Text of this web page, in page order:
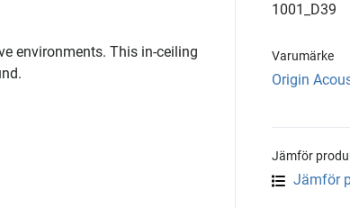
environments. This in-ceiling
1001_D39
Varumärke
Origin
Jämför
Jämför